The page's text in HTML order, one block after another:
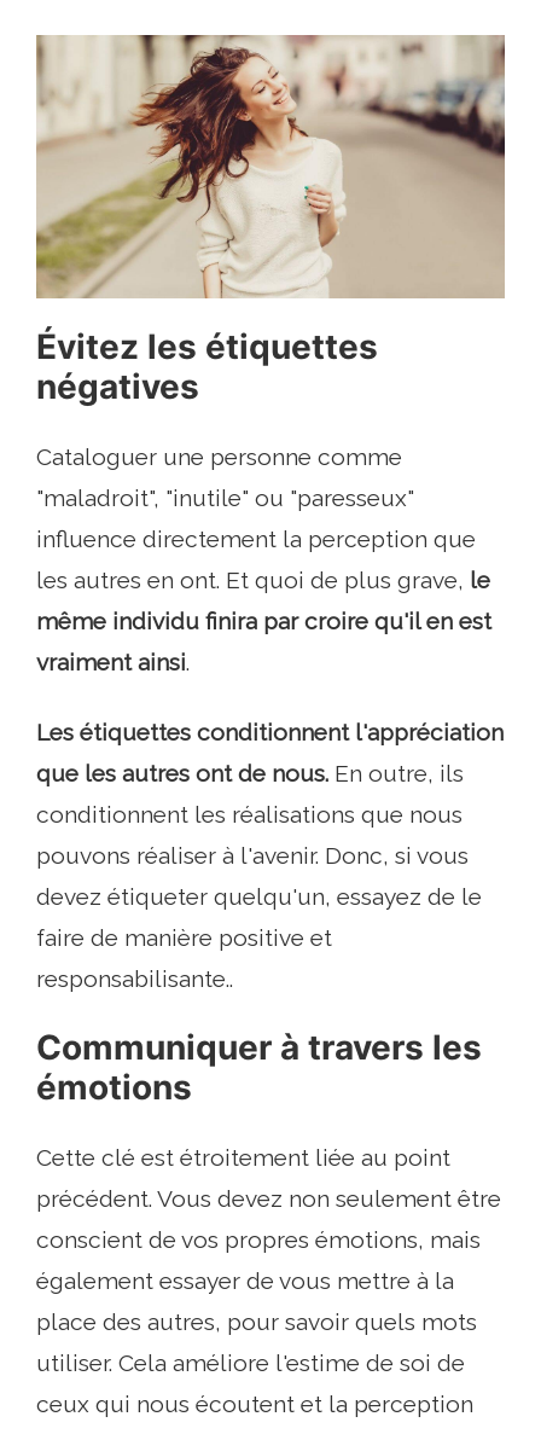
Évitez les étiquettes
négatives
Cataloguer une personne comme
"maladroit", "inutile" ou "paresseux"
influence directement la perception que
les autres en ont. Et quoi de plus grave, le
même individu finira par croire qu'il en est
vraiment ainsi.
Les étiquettes conditionnent l'appréciation
que les autres ont de nous. En outre, ils
conditionnent les réalisations que nous
pouvons réaliser à l'avenir. Donc, si vous
devez étiqueter quelqu'un, essayez de le
faire de manière positive et
responsabilisante..
Communiquer à travers les
émotions
Cette clé est étroitement liée au point
précédent. Vous devez non seulement être
conscient de vos propres émotions, mais
également essayer de vous mettre à la
place des autres, pour savoir quels mots
utiliser. Cela améliore l'estime de soi de
ceux qui nous écoutent et la perception